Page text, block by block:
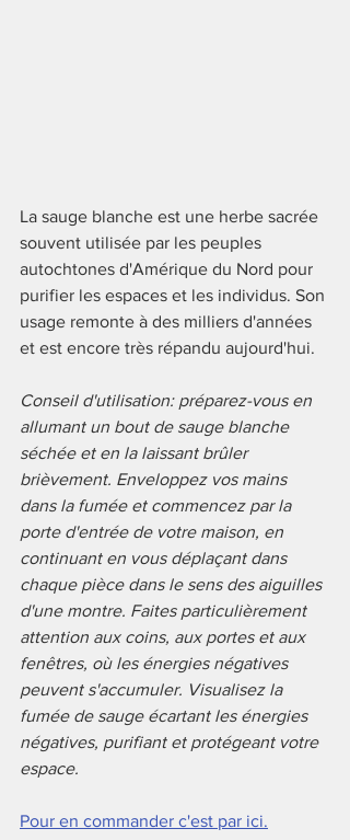
La sauge blanche est une herbe sacrée
souvent utilisée par les peuples
autochtones d'Amérique du Nord pour
purifier les espaces et les individus. Son
usage remonte à des milliers d'années
et est encore très répandu aujourd'hui.
Conseil d'utilisation: préparez-vous en
allumant un bout de sauge blanche
séchée et en la laissant brûler
brièvement. Enveloppez vos mains
dans la fumée et commencez par la
porte d'entrée de votre maison, en
continuant en vous déplaçant dans
chaque pièce dans le sens des aiguilles
d'une montre. Faites particulièrement
attention aux coins, aux portes et aux
fenêtres, où les énergies négatives
peuvent s'accumuler. Visualisez la
fumée de sauge écartant les énergies
négatives, purifiant et protégeant votre
espace.
Pour en commander c'est par ici.